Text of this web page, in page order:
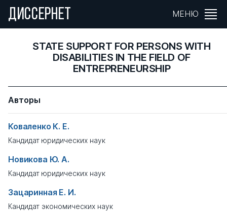
ДИССЕРНЕТ МЕНЮ
STATE SUPPORT FOR PERSONS WITH
DISABILITIES IN THE FIELD OF
ENTREPRENEURSHIP
Авторы
Коваленко К. Е.
Кандидат юридических наук
Новикова Ю. А.
Кандидат юридических наук
Зацаринная Е. И.
Кандидат экономических наук